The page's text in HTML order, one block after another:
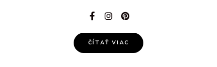
ČÍTAŤ VIAC